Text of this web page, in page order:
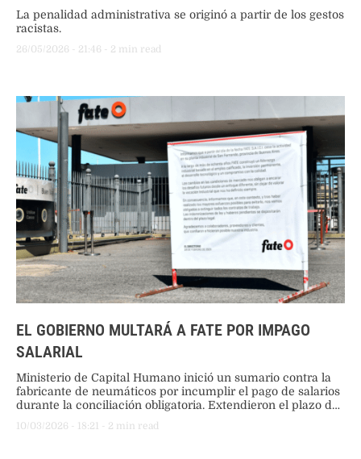
La penalidad administrativa se originó a partir de los gestos
racistas.
26/05/2026 - 21:46 - 2 min read
EL GOBIERNO MULTARÁ A FATE POR IMPAGO
SALARIAL
Ministerio de Capital Humano inició un sumario contra la
fabricante de neumáticos por incumplir el pago de salarios
durante la conciliación obligatoria. Extendieron el plazo de
planta.
10/03/2026 - 18:21 - 2 min read